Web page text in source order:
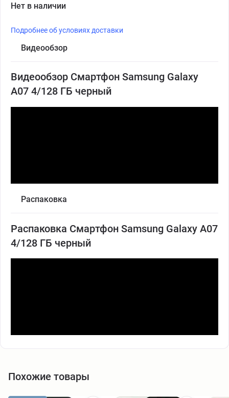
Нет в наличии
Подробнее об условиях доставки
Видеообзор
Видеообзор Смартфон Samsung Galaxy
A07 4/128 ГБ черный
Распаковка
Распаковка Смартфон Samsung Galaxy A07
4/128 ГБ черный
Похожие товары